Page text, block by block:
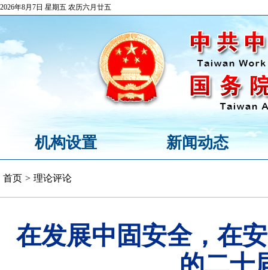
2026年8月7日 星期五 农历六月廿五
机构设置 新闻动态
首页 > 理论评论
在发展中固安全，在